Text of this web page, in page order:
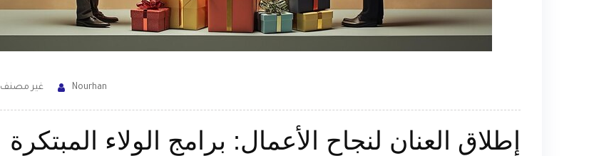
Nourhan غير مصنف
إطلاق العنان لنجاح الأعمال: برامج الولاء المبتكرة